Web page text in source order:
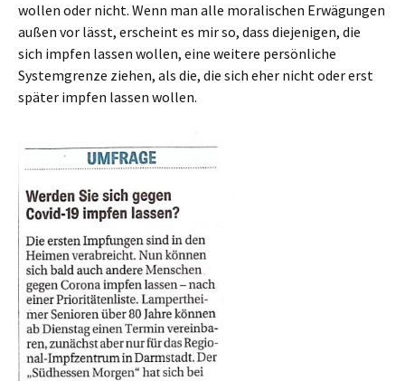
wollen oder nicht. Wenn man alle moralischen Erwägungen
außen vor lässt, erscheint es mir so, dass diejenigen, die
sich impfen lassen wollen, eine weitere persönliche
Systemgrenze ziehen, als die, die sich eher nicht oder erst
später impfen lassen wollen.